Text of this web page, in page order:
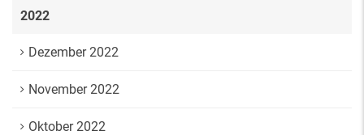
2022
Dezember 2022
November 2022
Oktober 2022